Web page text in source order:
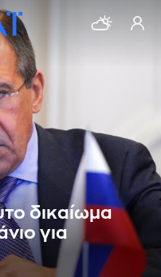
δικαίωμα
για